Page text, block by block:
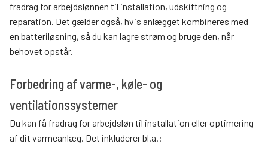
fradrag for arbejdslønnen til installation, udskiftning og
reparation. Det gælder også, hvis anlægget kombineres med
en batteriløsning, så du kan lagre strøm og bruge den, når
behovet opstår.
Forbedring af varme-, køle- og
ventilationssystemer
Du kan få fradrag for arbejdsløn til installation eller optimering
af dit varmeanlæg. Det inkluderer bl.a.: